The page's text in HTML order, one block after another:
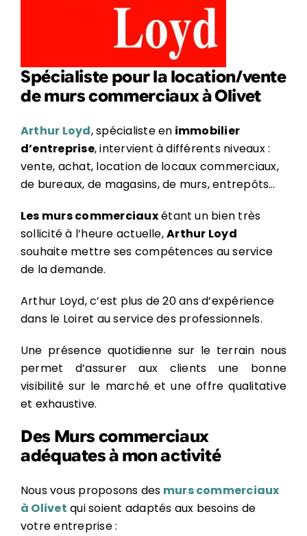
Spécialiste pour la location/vente
de murs commerciaux à Olivet
Arthur Loyd, spécialiste en immobilier
d’entreprise, intervient à différents niveaux :
vente, achat, location de locaux commerciaux,
de bureaux, de magasins, de murs, entrepôts…
Les murs commerciauxétant un bien très
sollicité à l’heure actuelle,Arthur Loyd
souhaite mettre ses compétences au service
de la demande.
Arthur Loyd, c’est plus de 20 ans d’expérience
dans le Loiret au service des professionnels.
Une présence quotidienne sur le terrain nous
permet d’assurer aux clients une bonne
visibilité sur le marché et une offre qualitative
et exhaustive.
Des Murs commerciaux
adéquates à mon activité
Nous vous proposons des murs commerciaux
à Olivet qui soient adaptés aux besoins de
votre entreprise :